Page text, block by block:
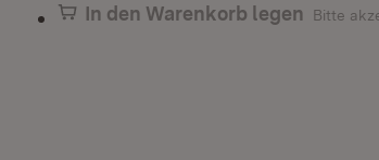
In den Warenkorb legen
Bitte